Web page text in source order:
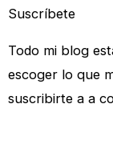
Suscríbete
Todo mi blog
escoger lo que
suscribirte a a